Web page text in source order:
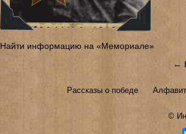
Найти информацию на «Мемориале»
←
Рассказы о победе
©